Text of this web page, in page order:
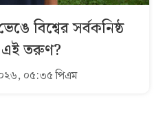
বিশ্বের সর্বকনিষ্ঠ
তরুণ?
০৫:৩৫ পিএম